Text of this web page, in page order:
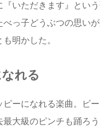
いただきます』とい
っ⼦どうぶつの思い
明かした。
れる
ーになれる楽曲。ビ
⼤級のピンチも踊ろ